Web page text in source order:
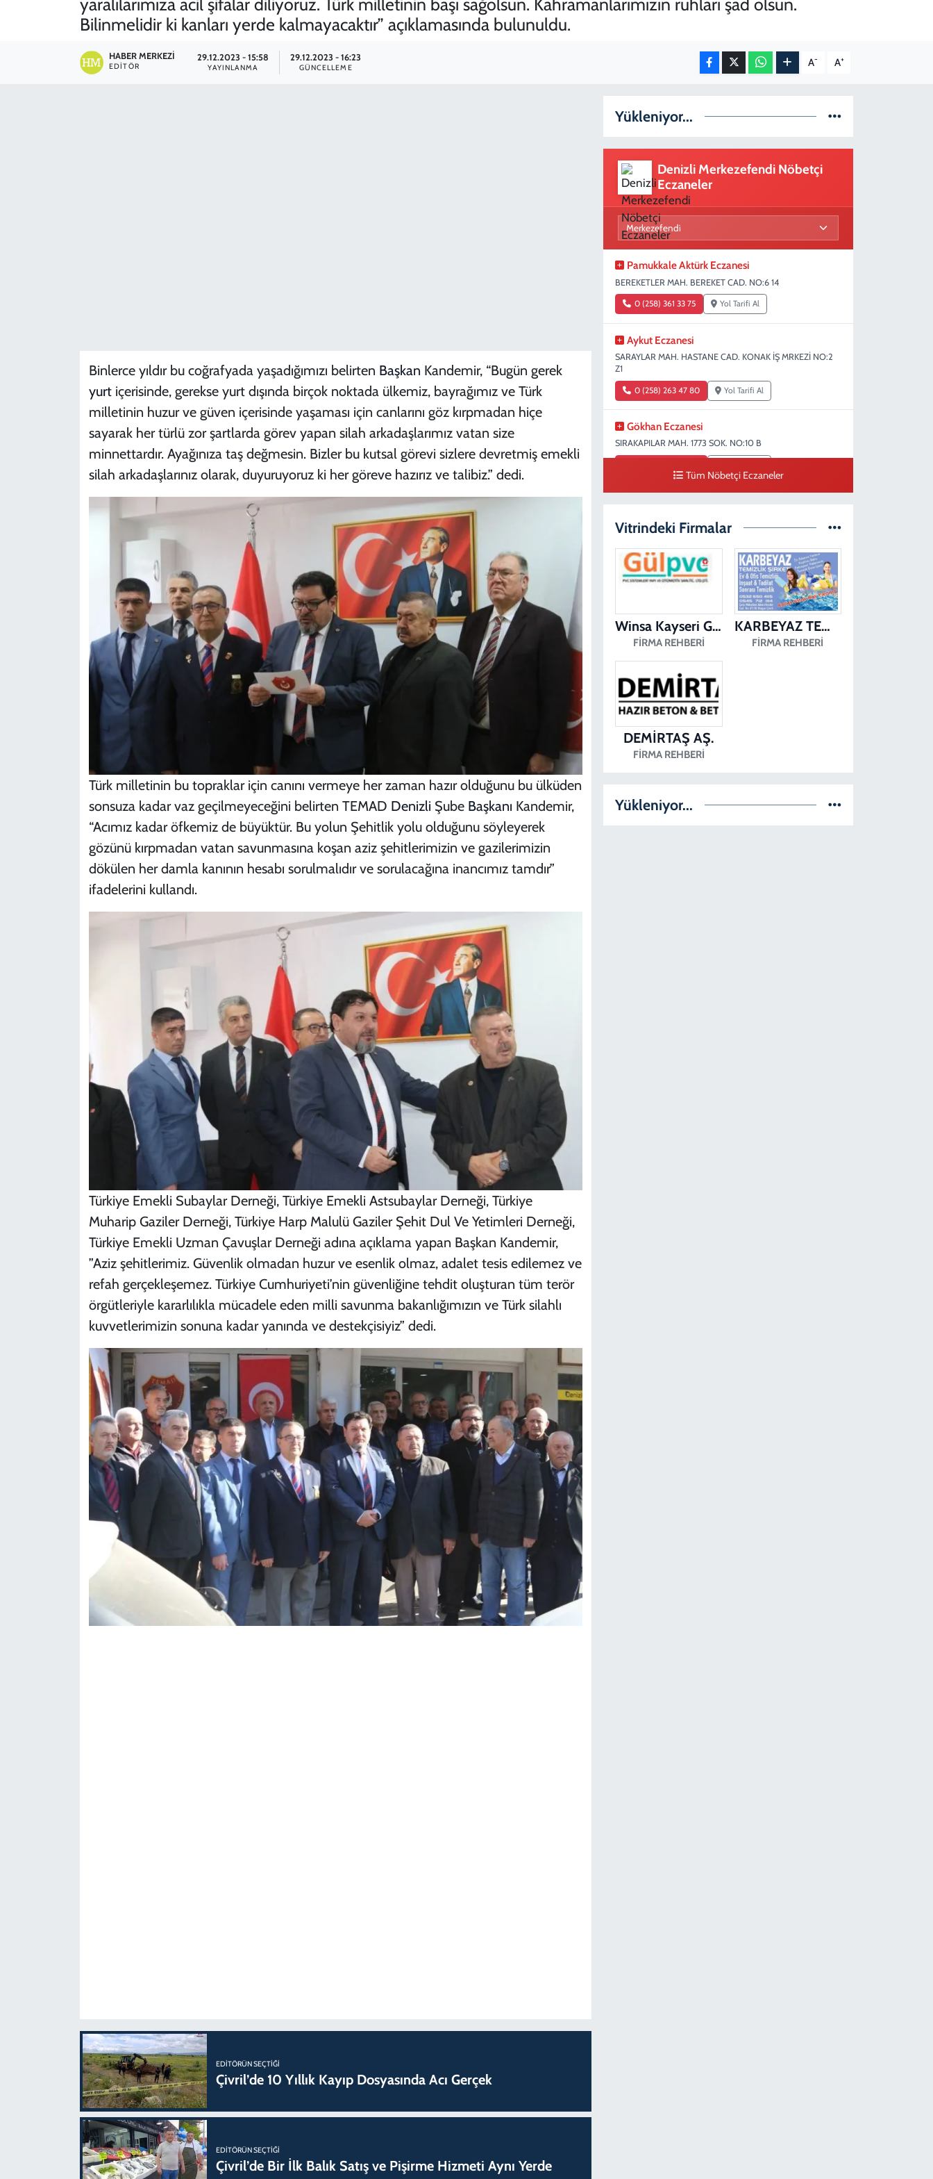
yaralılarımıza acil şifalar diliyoruz. Türk milletinin başı sağolsun. Kahramanlarımızın ruhları şad olsun.
Bilinmelidir ki kanları yerde kalmayacaktır” açıklamasında bulunuldu.
HABER MERKEZI
EDITÖR
29.12.2023 - 15:58
YAYINLANMA
29.12.2023 - 16:23
GÜNCELLEME A- A+
Binlerce yıldır bu coğrafyada yaşadığımızı belirten Başkan Kandemir, “Bugün gerek
yurtiçerisinde, gerekse yurt dışında birçok noktada ülkemiz, bayrağımız ve Türk
milletinin huzur ve güven içerisinde yaşaması için canlarını göz kırpmadan hiçe
sayarak her türlü zor şartlarda görev yapan silah arkadaşlarımız vatan size
minnettardır. Ayağınıza taş değmesin. Bizler bu kutsal görevi sizlere devretmiş emekli
silah arkadaşlarınız olarak, duyuruyoruz ki her göreve hazırız ve talibiz.” dedi.
Türk milletinin bu topraklar için canını vermeye her zaman hazır olduğunu bu ülküden
sonsuza kadar vaz geçilmeyeceğini belirten TEMAD Denizli Şube Başkanı Kandemir,
“Acımız kadar öfkemiz de büyüktür. Bu yolun Şehitlik yolu olduğunu söyleyerek
gözünü kırpmadan vatan savunmasına koşan aziz şehitlerimizin ve gazilerimizin
dökülen her damla kanının hesabı sorulmalıdır ve sorulacağına inancımız tamdır”
ifadelerini kullandı.
Türkiye Emekli Subaylar Derneği, Türkiye Emekli Astsubaylar Derneği, Türkiye
Muharip Gaziler Derneği, Türkiye Harp Malulü Gaziler Şehit Dul Ve Yetimleri Derneği,
Türkiye Emekli Uzman Çavuşlar Derneği adına açıklama yapan Başkan Kandemir,
”Aziz şehitlerimiz. Güvenlik olmadan huzur ve esenlik olmaz, adalet tesis edilemez ve
refah gerçekleşemez. Türkiye Cumhuriyeti’nin güvenliğine tehdit oluşturan tüm terör
örgütleriyle kararlılıkla mücadele eden milli savunma bakanlığımızın ve Türk silahlı
kuvvetlerimizin sonuna kadar yanında ve destekçisiyiz” dedi.
EDITÖRÜN SEÇTIĞI
Çivril’de 10 Yıllık Kayıp Dosyasında Acı Gerçek
EDITÖRÜN SEÇTIĞI
Çivril’de Bir İlk Balık Satış ve Pişirme Hizmeti Aynı Yerde
Yükleniyor...
Denizli Merkezefendi Nöbetçi
Eczaneler
Pamukkale Aktürk Eczanesi
BEREKETLER MAH. BEREKET CAD. NO:6 14
0 (258) 361 33 75 Yol Tarifi Al
Aykut Eczanesi
SARAYLAR MAH. HASTANE CAD. KONAK İŞ MRKEZİ NO:2
Z1
0 (258) 263 47 80 Yol Tarifi Al
Gökhan Eczanesi
SIRAKAPILAR MAH. 1773 SOK. NO:10 B
Erman Eczanesi
KARAHASANLI MAH. 2040 SOK. NO:11 B
0 (258) 361 43 49 Yol Tarifi Al
Tüm Nöbetçi Eczaneler
Vitrindeki Firmalar
Winsa Kayseri Gül Pvc Pencere Kayseri Winsa
FIRMA REHBERI
KARBEYAZ TEMİZLİK
FIRMA REHBERI
DEMİRTAŞ AŞ.
FIRMA REHBERI
Yükleniyor...
TEKNOLOJİ